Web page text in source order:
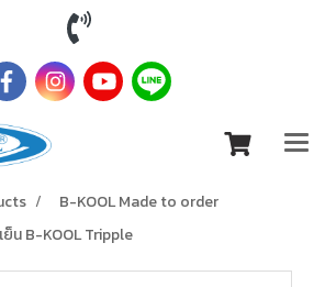
B-KOOL Made to order
ย็น B-KOOL Tripple